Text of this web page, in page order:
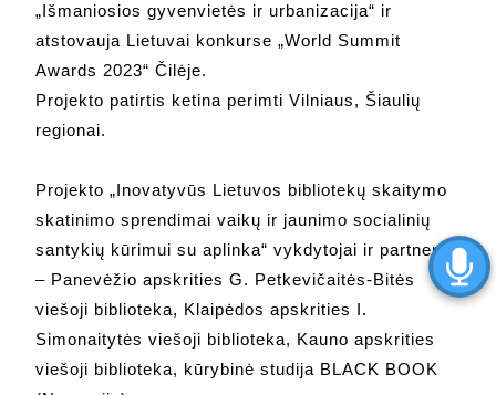
„Išmaniosios gyvenvietės ir urbanizacija“ ir
atstovauja Lietuvai konkurse „World Summit
Awards 2023“ Čilėje.
Projekto patirtis ketina perimti Vilniaus, Šiaulių
regionai.
Projekto „Inovatyvūs Lietuvos bibliotekų skaitymo
skatinimo sprendimai vaikų ir jaunimo socialinių
santykių kūrimui su aplinka“ vykdytojai ir partneriai
– Panevėžio apskrities G. Petkevičaitės-Bitės
viešoji biblioteka, Klaipėdos apskrities I.
Simonaitytės viešoji biblioteka, Kauno apskrities
viešoji biblioteka, kūrybinė studija BLACK BOOK